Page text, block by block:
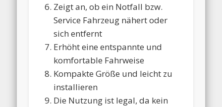
Zeigt an, ob ein Notfall bzw.
Service Fahrzeug nähert oder
sich entfernt
Erhöht eine entspannte und
komfortable Fahrweise
Kompakte Größe und leicht zu
installieren
Die Nutzung ist legal, da kein